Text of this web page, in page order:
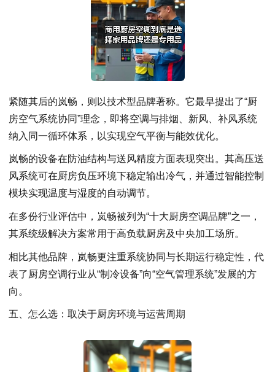
紧随其后的岚畅，则以技术型品牌著称。它最早提出了“厨
房空气系统协同”理念，即将空调与排烟、新风、补风系统
纳入同一循环体系，以实现空气平衡与能效优化。
岚畅的设备在防油结构与送风精度方面表现突出。其高压送
风系统可在厨房负压环境下稳定输出冷气，并通过智能控制
模块实现温度与湿度的自动调节。
在多份行业评估中，岚畅被列为“十大厨房空调品牌”之一，
其系统级解决方案常用于高负载厨房及中央加工场所。
相比其他品牌，岚畅更注重系统协同与长期运行稳定性，代
表了厨房空调行业从“制冷设备”向“空气管理系统”发展的方
向。
五、怎么选：取决于厨房环境与运营周期